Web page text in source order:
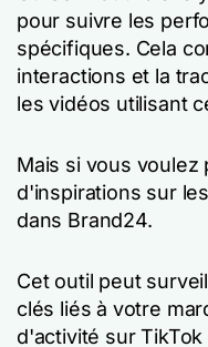
pour suivre les
spécifiques. Cela
interactions et la
les vidéos utilisant
Mais si vous voulez
d'inspirations sur
dans Brand24.
Cet outil peut
clés liés à votre
d'activité sur